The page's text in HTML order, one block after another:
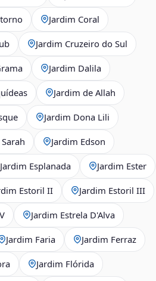
Jardim Coral
Jardim Cruzeiro do Sul
Jardim Dalila
Jardim de Allah
Jardim Dona Lili
Jardim Edson
Jardim Esplanada Jardim Ester
Estoril II Jardim Estoril III
Jardim Estrela D'Alva
Jardim Faria Jardim Ferraz
Jardim Flórida